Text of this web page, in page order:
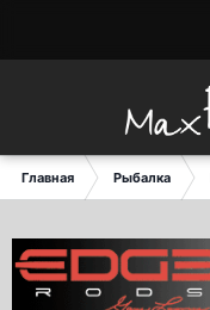
Главная Рыбалка